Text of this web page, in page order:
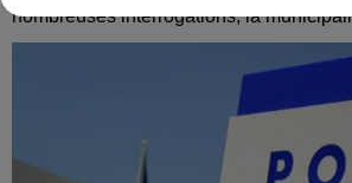
nombreuses interrogations, la